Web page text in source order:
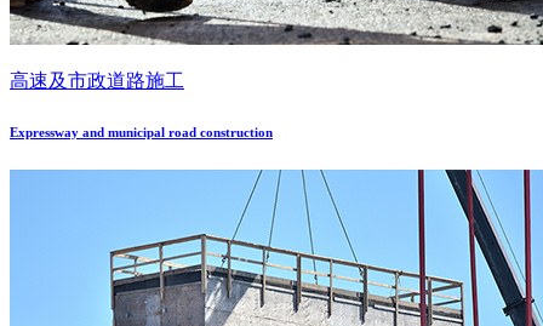
高速及市政道路施工
Expressway and municipal road construction